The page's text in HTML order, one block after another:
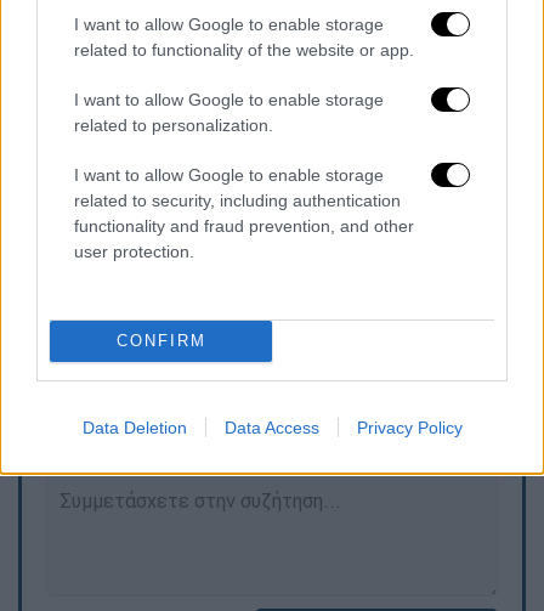
I want to allow Google to enable storage
related to functionality of the website or app.
I want to allow Google to enable storage
related to personalization.
I want to allow Google to enable storage
related to security, including authentication
functionality and fraud prevention, and other
user protection.
CONFIRM
Data Deletion Data Access Privacy Policy
Στο τέλος, συζητήσαμε για την ευρύτερη
κατάσταση στη Μέση Ανατολή
, για την Χαμάς
και τις τρομοκρατικές επιθέσεις εναντίον
δυνατόν γρηγορότερης εξομάλυνσης της
κατάστασης», ανέφερε καταληκτικά ο Νίκος
Δένδιας
Τα σχολιά σας δημοσιεύονται άμεσα με δική σας ευθύνη. Το
ΕΘΝΟΣ θα παρεμβαίνει και τα προσβλητικά σχόλια θα
διαγράφονται